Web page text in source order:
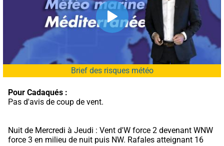
Brief des risques météo
Pour Cadaqués :
Pas d'avis de coup de vent.
Nuit de Mercredi à Jeudi : Vent d'W force 2 devenant WNW
force 3 en milieu de nuit puis NW. Rafales atteignant 16